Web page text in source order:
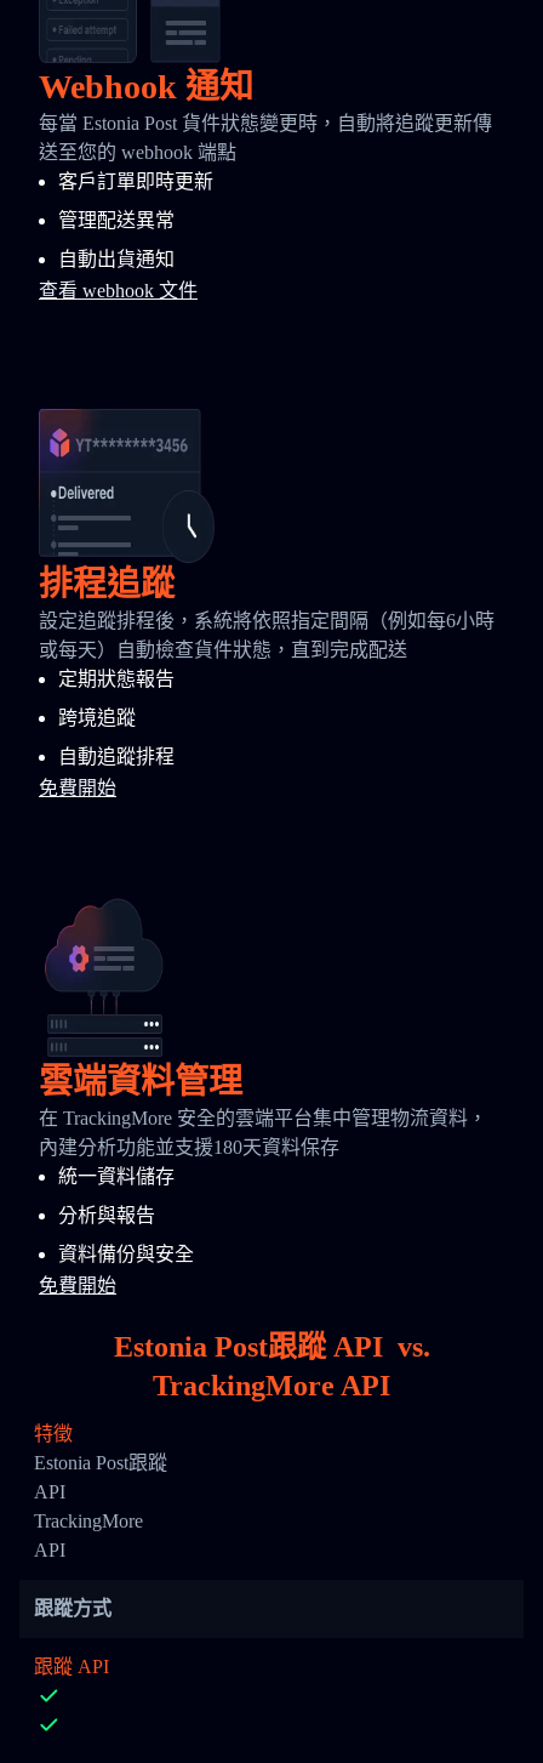
Webhook 通知
每當 Estonia Post 貨件狀態變更時，自動將追蹤更新傳
送至您的 webhook 端點
客戶訂單即時更新
管理配送異常
自動出貨通知
查看 webhook 文件
排程追蹤
設定追蹤排程後，系統將依照指定間隔（例如每6小時
或每天）自動檢查貨件狀態，直到完成配送
定期狀態報告
跨境追蹤
自動追蹤排程
免費開始
雲端資料管理
在 TrackingMore 安全的雲端平台集中管理物流資料，
內建分析功能並支援180天資料保存
統一資料儲存
分析與報告
資料備份與安全
免費開始
Estonia Post跟蹤 API vs.
TrackingMore API
特徵
Estonia Post跟蹤
API
TrackingMore
API
跟蹤方式
跟蹤 API